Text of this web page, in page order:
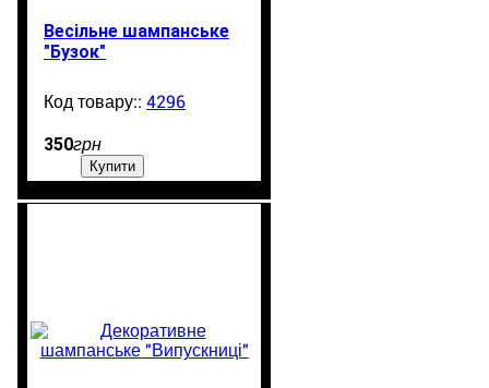
Весільне шампанське
"Бузок"
4296
350грн
Купити